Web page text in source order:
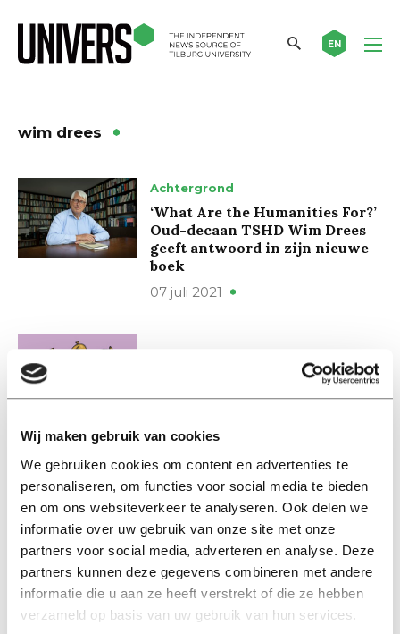
Wij maken gebruik van cookies
We gebruiken cookies om content en advertenties te
personaliseren, om functies voor social media te bieden
en om ons websiteverkeer te analyseren. Ook delen we
informatie over uw gebruik van onze site met onze
partners voor social media, adverteren en analyse. Deze
partners kunnen deze gegevens combineren met andere
informatie die u aan ze heeft verstrekt of die ze hebben
verzameld op basis van uw gebruik van hun services.
EN
wim drees
Achtergrond
‘What Are the Humanities For?’
Oud-decaan TSHD Wim Drees
geeft antwoord in zijn nieuwe
boek
07 juli 2021
The dismantling of Tilburg’s
PhD factory
Achtergrond
Ontmanteling van de Tilburgse
promotiefabriek
13 september 2018